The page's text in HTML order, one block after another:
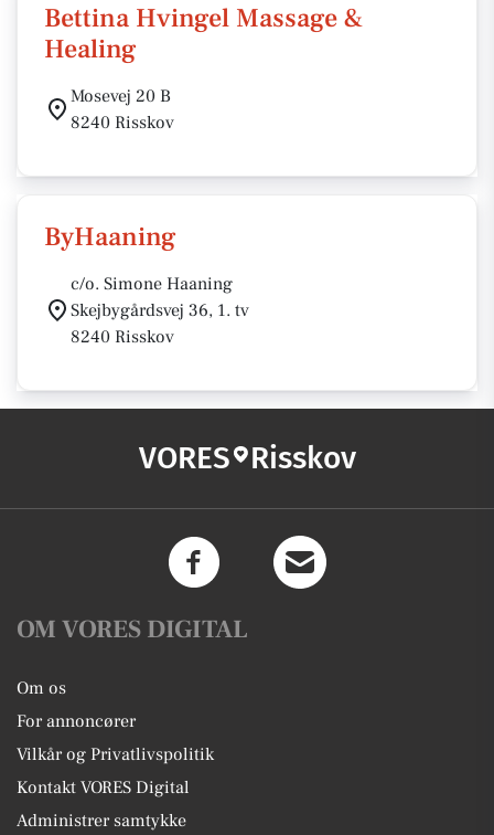
Bettina Hvingel Massage &
Healing
Mosevej 20 B
8240 Risskov
ByHaaning
c/o. Simone Haaning
Skejbygårdsvej 36, 1. tv
8240 Risskov
VORES Risskov
OM VORES DIGITAL
Om os
For annoncører
Vilkår og Privatlivspolitik
Kontakt VORES Digital
Administrer samtykke